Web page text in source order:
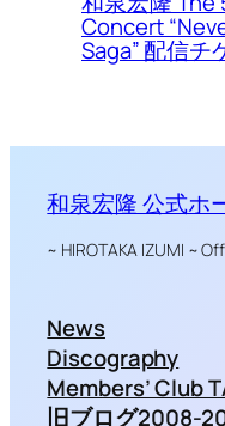
Concert
Saga” 配信チ
和泉宏隆 公式ホ
~ HIROTAKA IZUMI ~
News
Discography
Members’ Club
旧ブログ2008-